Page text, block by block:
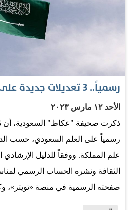
رسمياً.. 3 تعديلات جديدة على العلم السعودي
الأحد ١٢ مارس ٢٠٢٣
ذكرت صحيفة "عكاظ" السعودية، أن
رسمياً على العلم السعودي، حسب
علم المملكة. ووفقاً للدليل الإرشادي
الثقافة ونشره الحساب الرسمي
صفحته الرسمية في منصة «تويتر»،